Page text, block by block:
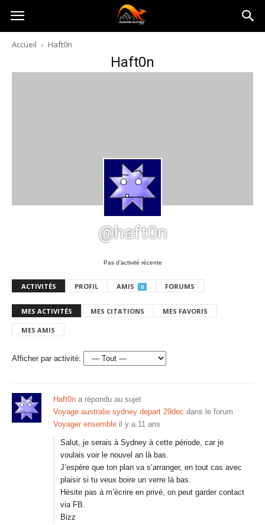
Australia-
australie.com
Accueil Haft0n
Haft0n
@haft0n
Pas d’activité récente
ACTIVITÉS PROFIL AMIS 0 FORUMS
MES ACTIVITÉS MES CITATIONS MES FAVORIS
MES AMIS
Afficher par activité:
Haft0n a répondu au sujet
Voyage australie sydney depart 29dec dans le forum
Voyager ensemble il y a 11 ans
Salut, je serais à Sydney à cette période, car je
voulais voir le nouvel an là bas.
J’espère que ton plan va s’arranger, en tout cas avec
plaisir si tu veux boire un verre là bas.
Hésite pas à m’écrire en privé, on peut garder contact
via FB.
Bizz